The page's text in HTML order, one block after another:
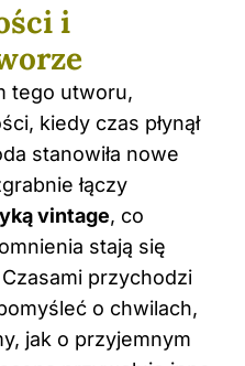
i
tego utworu,
kiedy czas płynął
stanowiła nowe
łączy
vintage, co
stają się
przychodzi
o chwilach,
jak o przyjemnym